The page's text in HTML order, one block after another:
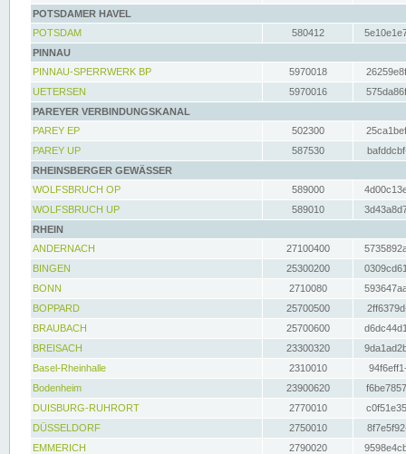
POTSDAMER HAVEL
POTSDAM
580412
PINNAU
PINNAU-SPERRWERK BP
5970018
UETERSEN
5970016
PAREYER VERBINDUNGSKANAL
PAREY EP
502300
PAREY UP
587530
RHEINSBERGER GEWÄSSER
WOLFSBRUCH OP
589000
WOLFSBRUCH UP
589010
RHEIN
ANDERNACH
27100400
BINGEN
25300200
BONN
2710080
BOPPARD
25700500
BRAUBACH
25700600
BREISACH
23300320
Basel-Rheinhalle
2310010
Bodenheim
23900620
DUISBURG-RUHRORT
2770010
DÜSSELDORF
2750010
EMMERICH
2790020